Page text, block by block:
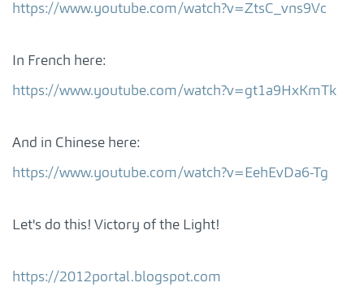
https://www.youtube.com/watch?v=ZtsC_vns9Vc
In French here:
https://www.youtube.com/watch?v=gt1a9HxKmTk
And in Chinese here:
https://www.youtube.com/watch?v=EehEvDa6-Tg
Let's do this! Victory of the Light!
https://2012portal.blogspot.com